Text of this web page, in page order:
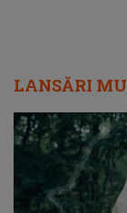
LANSĂRI